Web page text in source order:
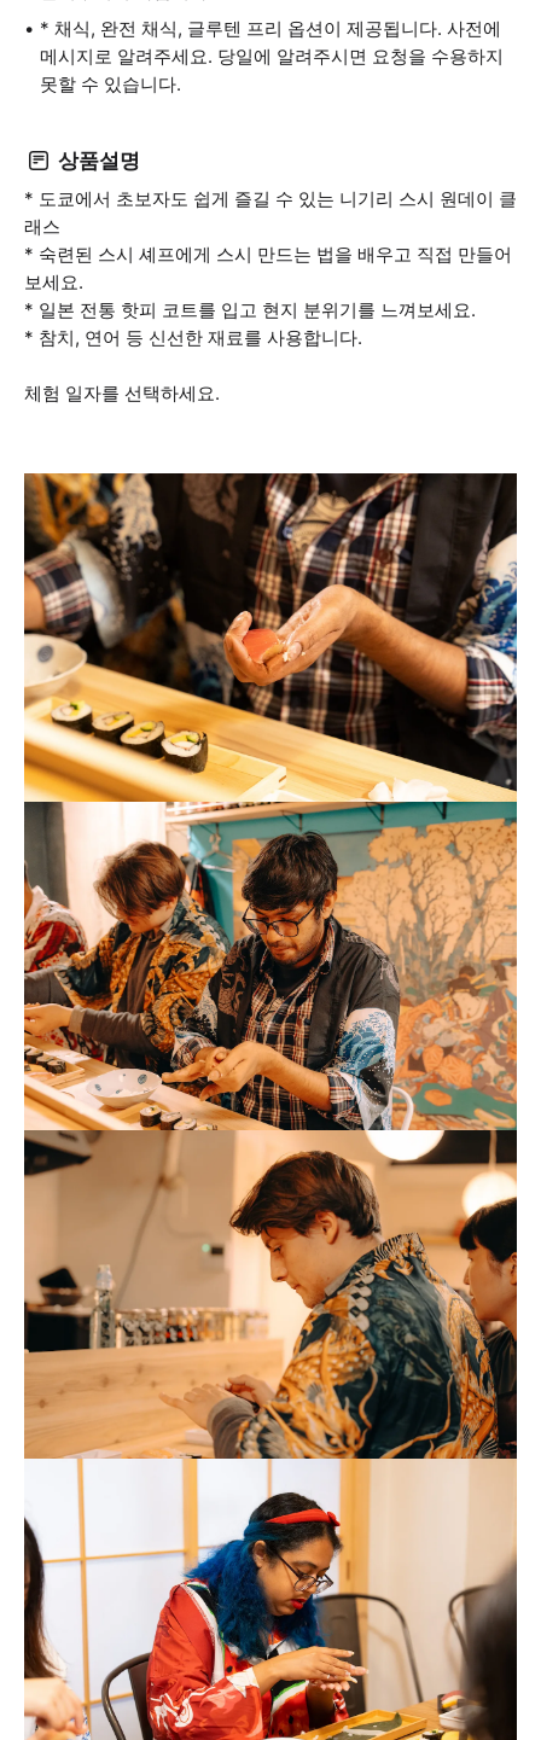
* 채식, 완전 채식, 글루텐 프리 옵션이 제공됩니다. 사전에
메시지로 알려주세요. 당일에 알려주시면 요청을 수용하지
못할 수 있습니다.
상품설명
* 도쿄에서 초보자도 쉽게 즐길 수 있는 니기리 스시 원데이 클
래스
* 숙련된 스시 셰프에게 스시 만드는 법을 배우고 직접 만들어
보세요.
* 일본 전통 핫피 코트를 입고 현지 분위기를 느껴보세요.
* 참치, 연어 등 신선한 재료를 사용합니다.
체험 일자를 선택하세요.